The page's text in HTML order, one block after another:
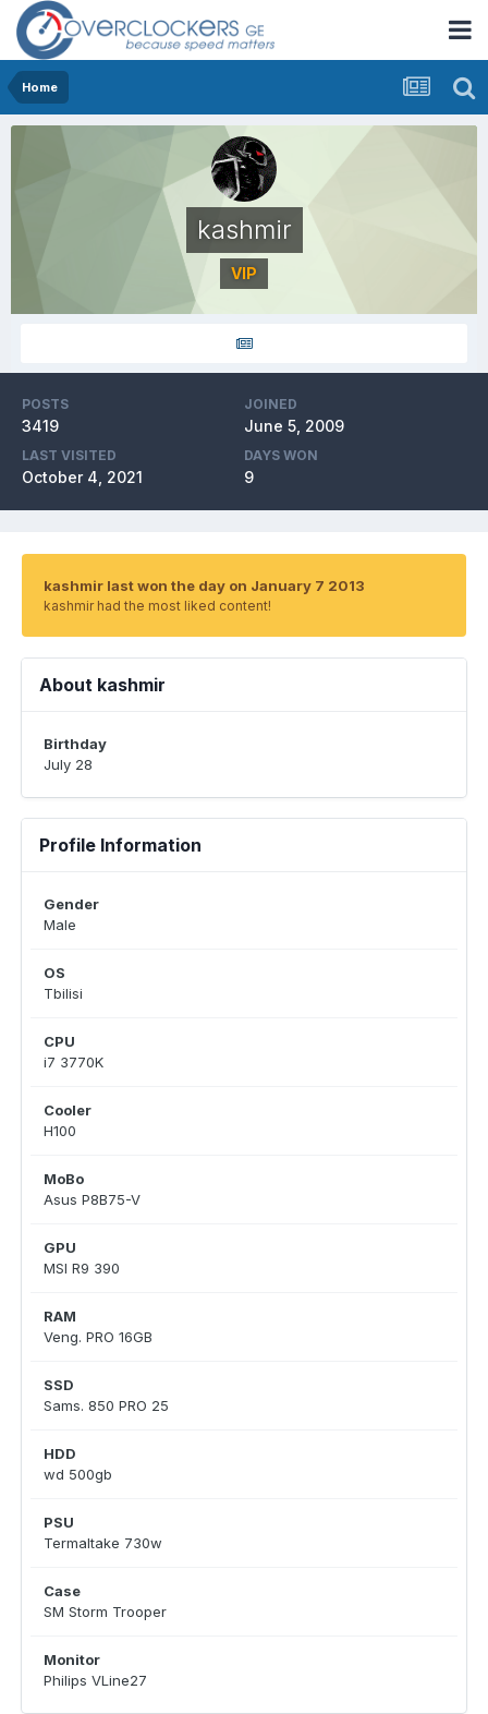
Home
kashmir
VIP
POSTS
3419
JOINED
June 5, 2009
LAST VISITED
October 4, 2021
DAYS WON
9
kashmir last won the day on January 7 2013
kashmir had the most liked content!
About kashmir
Birthday
July 28
Profile Information
Gender
Male
OS
Tbilisi
CPU
i7 3770K
Cooler
H100
MoBo
Asus P8B75-V
GPU
MSI R9 390
RAM
Veng. PRO 16GB
SSD
Sams. 850 PRO 25
HDD
wd 500gb
PSU
Termaltake 730w
Case
SM Storm Trooper
Monitor
Philips VLine27